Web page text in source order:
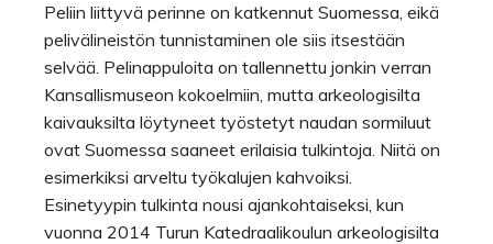
Peliin liittyvä perinne on katkennut Suomessa, eikä
pelivälineistön tunnistaminen ole siis itsestään
selvää. Pelinappuloita on tallennettu jonkin verran
Kansallismuseon kokoelmiin, mutta arkeologisilta
kaivauksilta löytyneet työstetyt naudan sormiluut
ovat Suomessa saaneet erilaisia tulkintoja. Niitä on
esimerkiksi arveltu työkalujen kahvoiksi.
Esinetyypin tulkinta nousi ajankohtaiseksi, kun
vuonna 2014 Turun Katedraalikoulun arkeologisilta